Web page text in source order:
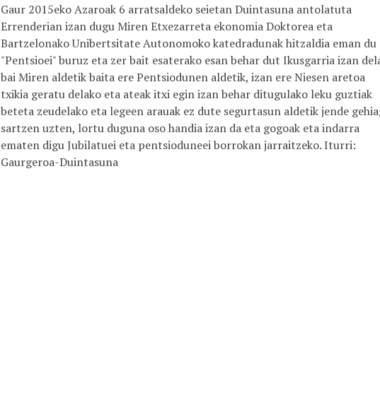
Gaur 2015eko Azaroak 6 arratsaldeko seietan Duintasuna antolatuta
Errenderian izan dugu Miren Etxezarreta ekonomia Doktorea eta
Bartzelonako Unibertsitate Autonomoko katedradunak hitzaldia eman du
"Pentsioei" buruz eta zer bait esaterako esan behar dut Ikusgarria izan
bai Miren aldetik baita ere Pentsiodunen aldetik, izan ere Niesen aretoa
txikia geratu delako eta ateak itxi egin izan behar ditugulako leku guztiak
beteta zeudelako eta legeen arauak ez dute segurtasun aldetik jende
sartzen uzten, lortu duguna oso handia izan da eta gogoak eta indarra
ematen digu Jubilatuei eta pentsioduneei borrokan jarraitzeko. Iturri:
Gaurgeroa-Duintasuna